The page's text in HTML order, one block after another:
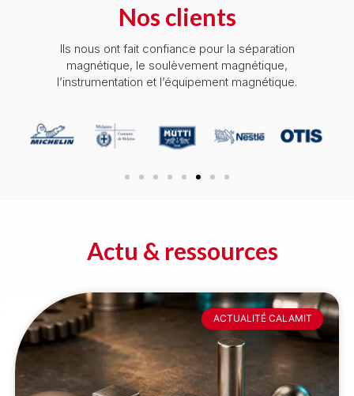
Nos clients
Ils nous ont fait confiance pour la séparation
magnétique, le soulèvement magnétique,
l’instrumentation et l’équipement magnétique.
Actu & ressources
ACTUALITÉ CALAMIT